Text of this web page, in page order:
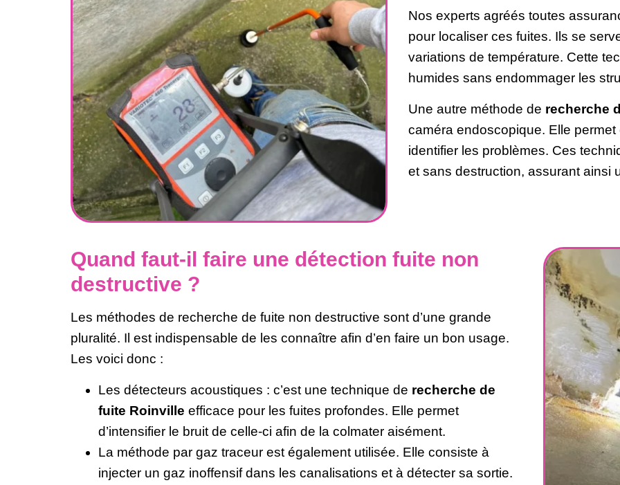
Nos experts agréés toutes
pour localiser ces fuites. Ils se
variations de température. Cette
humides sans endommager les
Une autre méthode de recherche
caméra endoscopique. Elle
identifier les problèmes. Ces
et sans destruction, assurant ainsi
Quand faut-il faire une détection fuite non
destructive ?
Les méthodes de recherche de fuite non destructive sont d’une grande
pluralité. Il est indispensable de les connaître afin d’en faire un bon usage.
Les voici donc :
Les détecteurs acoustiques : c’est une technique de recherche de
fuite Roinville efficace pour les fuites profondes. Elle permet
d’intensifier le bruit de celle-ci afin de la colmater aisément.
La méthode par gaz traceur est également utilisée. Elle consiste à
injecter un gaz inoffensif dans les canalisations et à détecter sa sortie.